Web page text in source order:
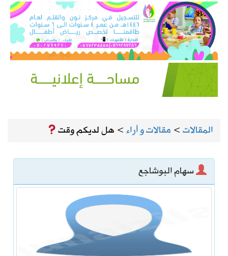
المقالات> مقالات و أراء> هل لديكم وقت
سهام البوشاجع